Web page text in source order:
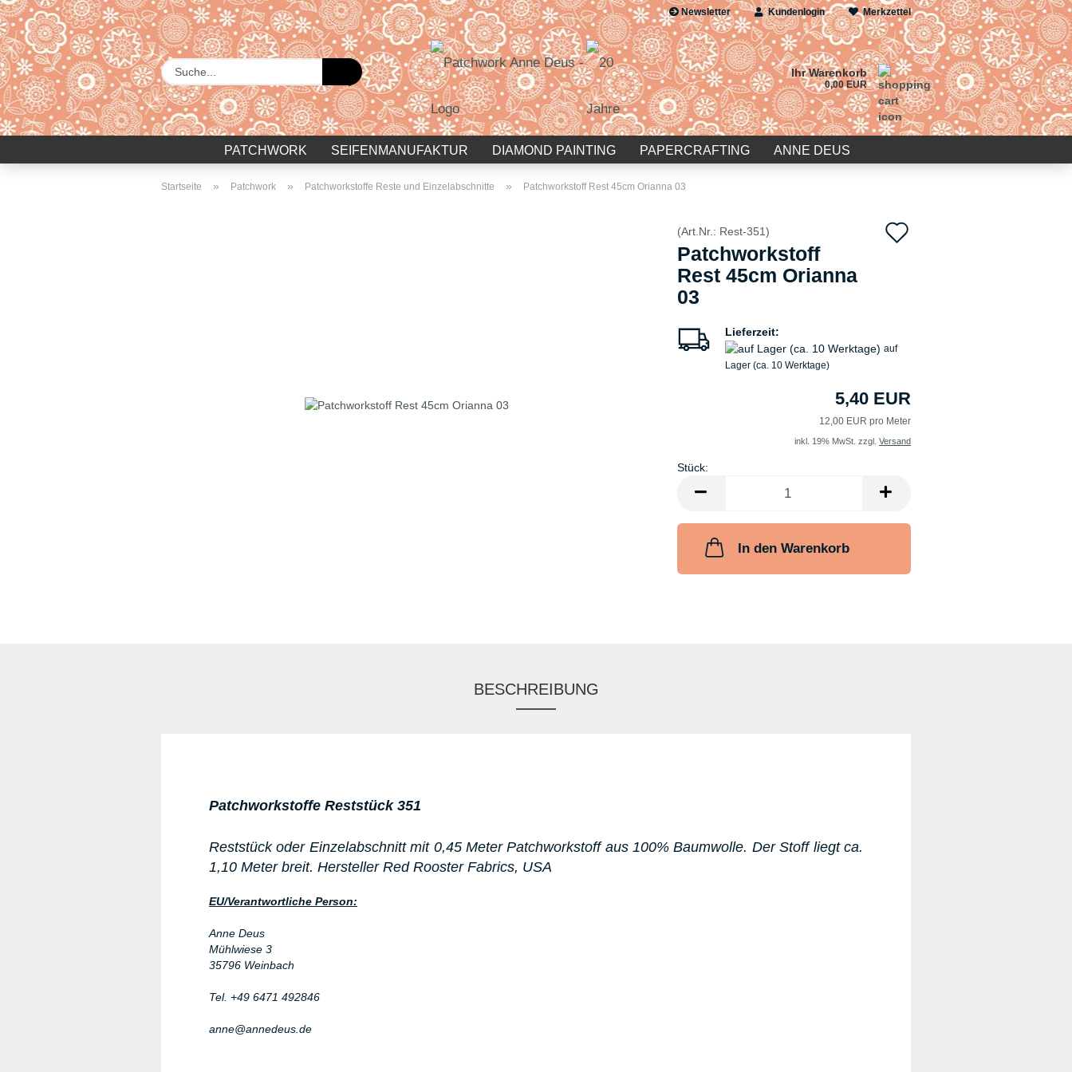
Newsletter Kundenlogin
E-Mail
Passwort
Konto erstellen
Passwort vergessen?
Merkzettel
Suche...
Ihr Warenkorb
0,00 EUR
PATCHWORK SEIFENMANUFAKTUR DIAMOND PAINTING PAPERCRAFTING ANNE DEUS
Startseite » Patchwork » Patchworkstoffe Reste und Einzelabschnitte » Patchworkstoff Rest 45cm Orianna 03
(Art.Nr.: Rest-351)
Patchworkstoff
Rest 45cm Orianna
03
Lieferzeit:
auf
Lager (ca. 10 Werktage)
5,40 EUR
12,00 EUR pro Meter
inkl. 19% MwSt. zzgl. Versand
Stück:
Stück
In den Warenkorb
BESCHREIBUNG
Patchworkstoffe Reststück 351
Reststück oder Einzelabschnitt mit 0,45 Meter Patchworkstoff aus 100% Baumwolle. Der Stoff liegt ca.
1,10 Meter breit. Hersteller Red Rooster Fabrics, USA
EU/Verantwortliche Person:
Anne Deus
Mühlwiese 3
35796 Weinbach
Tel. +49 6471 492846
anne@annedeus.de